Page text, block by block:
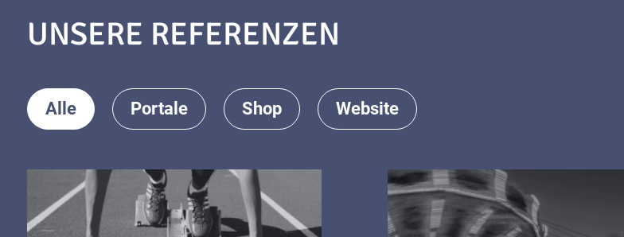
UNSERE REFERENZEN
Alle Portale Shop Website